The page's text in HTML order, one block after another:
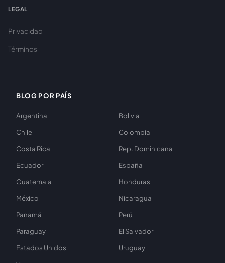
LEGAL
Privacidad
Términos
BLOG POR PAÍS
Argentina
Bolivia
Chile
Colombia
Costa Rica
Rep. Dominicana
Ecuador
España
Guatemala
Honduras
México
Nicaragua
Panamá
Perú
Paraguay
El Salvador
Estados Unidos
Uruguay